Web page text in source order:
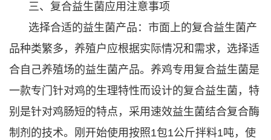
三、复合益生菌应用注意事项
选择合适的益生菌产品：市面上的复合益生菌产
品种类繁多，养殖户应根据实际情况和需求，选择适
合自己养殖场的益生菌产品。养鸡专用复合益生菌是
一款专门针对鸡的生理特性而设计的复合益生菌，特
别是针对鸡肠短的特点，采用速效益生菌结合复合酶
制剂的技术。刚开始使用按照1包1公斤拌料1吨，使